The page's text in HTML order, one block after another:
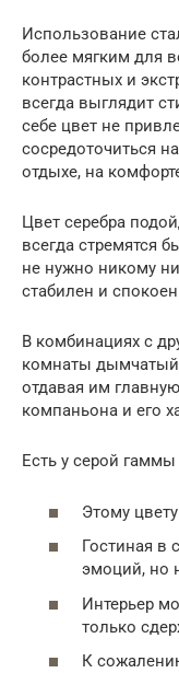
Использование
более мягким для
контрастных и
всегда выглядит
себе цвет не
сосредоточиться
отдыхе, на
Цвет серебра
всегда стремятся
не нужно никому
стабилен и
В комбинациях с
комнаты
отдавая им
компаньона и его
Есть у серой гаммы
Этому
Гостиная в
эмоций, но
Интерьер
только
К